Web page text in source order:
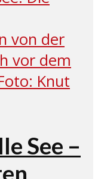
See –